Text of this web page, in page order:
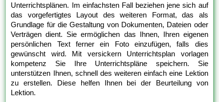
Unterrichtsplänen. Im einfachsten Fall beziehen jene sich auf
das vorgefertigtes Layout des weiteren Format, das als
Grundlage für die Gestaltung von Dokumenten, Dateien oder
Verträgen dient. Sie ermöglichen das Ihnen, Ihren eigenen
persönlichen Text ferner ein Foto einzufügen, falls dies
gewünscht wird. Mit versickern Unterrichtsplan vorlagen
kompetenz Sie Ihre Unterrichtspläne speichern. Sie
unterstützen Ihnen, schnell des weiteren einfach eine Lektion
zu erstellen. Diese helfen Ihnen bei der Beurteilung von
Lektion.